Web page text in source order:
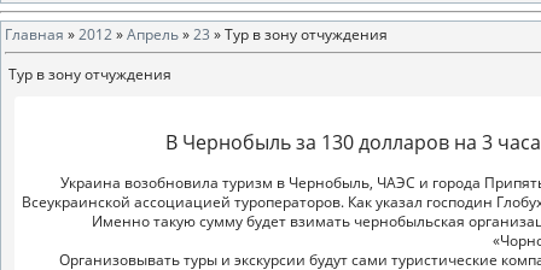
Главная »2012»Апрель»23 » Тур в зону отчуждения
Тур в зону отчуждения
В Чернобыль за 130 долларов на 3
Украина возобновила туризм в Чернобыль, ЧАЭС и города
Всеукраинской ассоциацией туроператоров. Как указал господин
Именно такую сумму будет взимать чернобыльская
Организовывать туры и экскурсии будут сами туристические